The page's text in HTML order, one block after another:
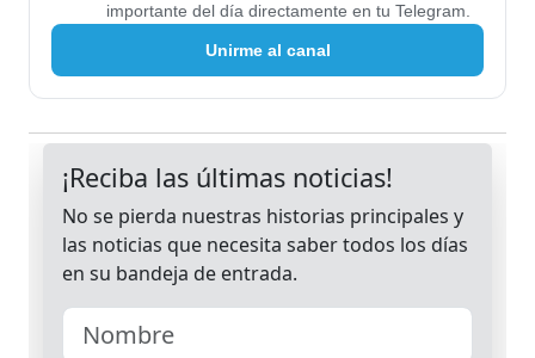
importante del día directamente en tu Telegram.
Unirme al canal